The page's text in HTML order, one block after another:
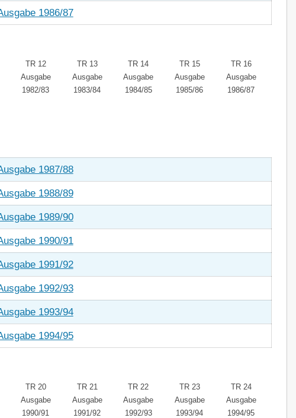
1986/87
TR 12
Ausgabe
1982/83
TR 13
Ausgabe
1983/84
TR 14
Ausgabe
1984/85
TR 15
Ausgabe
1985/86
TR 16
Ausgabe
1986/87
1987/88
1988/89
1989/90
1990/91
1991/92
1992/93
1993/94
1994/95
TR 20
Ausgabe
1990/91
TR 21
Ausgabe
1991/92
TR 22
Ausgabe
1992/93
TR 23
Ausgabe
1993/94
TR 24
Ausgabe
1994/95